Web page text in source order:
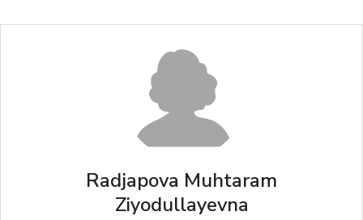
Radjapova Muhtaram
Ziyodullayevna